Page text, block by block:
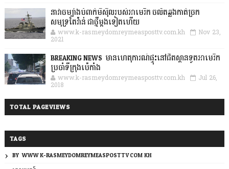
នាវាចម្បាំងបំពាក់មីស៊ីលរបស់អាមេរិក ចល័តឆ្លងកាត់ច្រក
សមុទ្រតៃវ៉ាន់ ជាថ្មីម្តងទៀតហើយ
www.k-rasmeydomreymeasposttv.com.kh Nov 23,
2021
BREAKING NEWS: មានហេតុការណ៍ផ្ទុះនៅជិតស្ថានទូតអាមេរិក
ប្រចាំទីក្រុងប៉េកាំង
www.k-rasmeydomreymeasposttv.com.kh Jul 26,
2018
TOTAL PAGEVIEWS
TAGS
BY: WWW.K-RASMEYDOMREYMEASPOSTTV.COM.KH